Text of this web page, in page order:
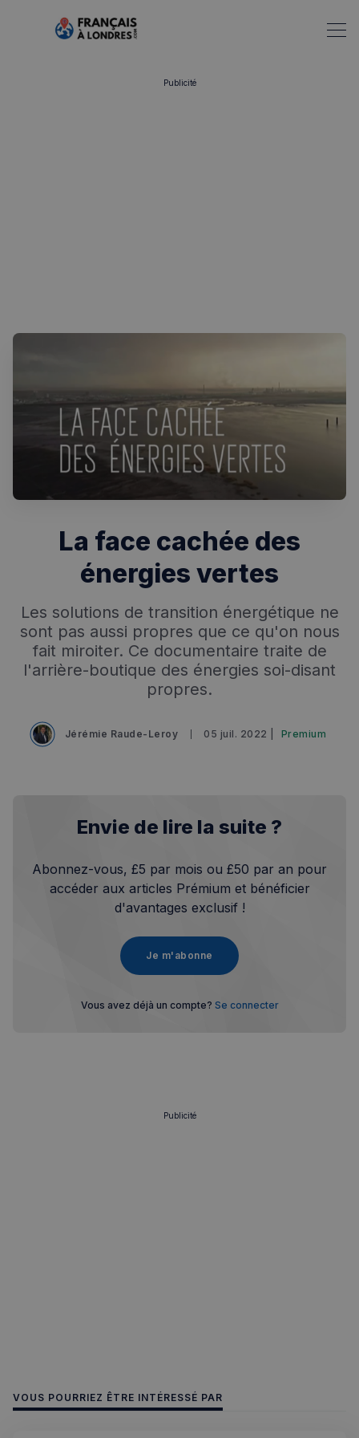
Recherche ✨Chatbot IA
Rechercher dans Français à Londres - Magazine
Annuaire des professionnels
Visites guidées
Publicité
La face cachée des
énergies vertes
Les solutions de transition énergétique ne
sont pas aussi propres que ce qu'on nous
fait miroiter. Ce documentaire traite de
l'arrière-boutique des énergies soi-disant
propres.
Jérémie Raude-Leroy 05 juil. 2022 | Premium
Envie de lire la suite ?
Abonnez-vous, £5 par mois ou £50 par an pour
accéder aux articles Prémium et bénéficier
d'avantages exclusif !
Je m'abonne
Vous avez déjà un compte? Se connecter
Publicité
VOUS POURRIEZ ÊTRE INTÉRESSÉ PAR